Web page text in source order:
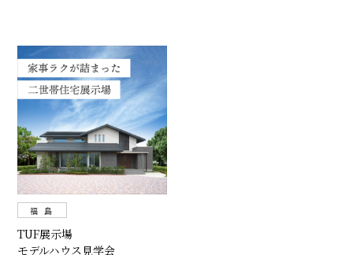
福 島
TUF展示場
モデルハウス見学会